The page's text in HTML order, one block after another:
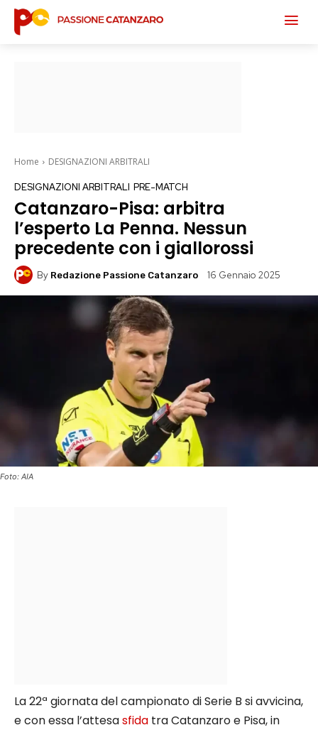
Home DESIGNAZIONI ARBITRALI
DESIGNAZIONI ARBITRALI PRE-MATCH
Catanzaro-Pisa: arbitra
l’esperto La Penna. Nessun
precedente con i giallorossi
By Redazione Passione Catanzaro 16 Gennaio 2025
Foto: AIA
La 22ª giornata del campionato di Serie B si avvicina,
e con essa l’attesasfida tra Catanzaro e Pisa, in